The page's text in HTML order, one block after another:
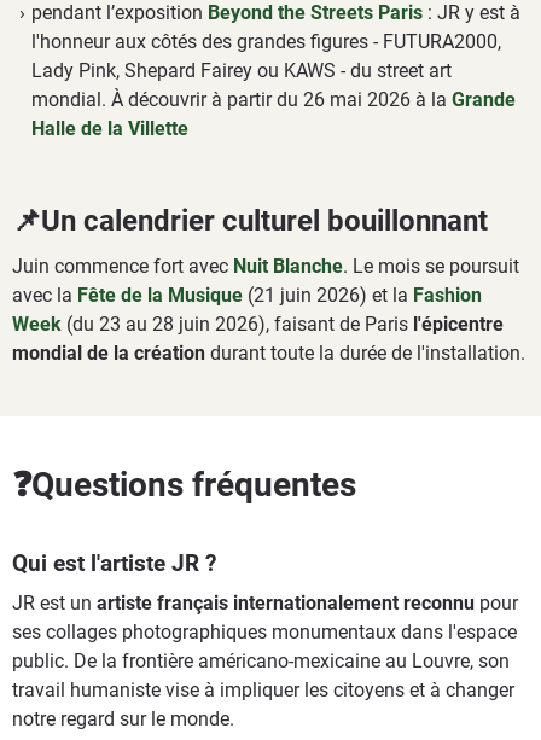
pendant l’exposition Beyond the Streets Paris : JR y est à
l'honneur aux côtés des grandes figures - FUTURA2000,
Lady Pink, Shepard Fairey ou KAWS - du street art
mondial. À découvrir à partir du 26 mai 2026 à la Grande
Halle de la Villette
📌Un calendrier culturel bouillonnant
Juin commence fort avec Nuit Blanche. Le mois se poursuit
avec la Fête de la Musique (21 juin 2026) et la Fashion
Week (du 23 au 28 juin 2026), faisant de Paris l'épicentre
mondial de la création durant toute la durée de l'installation.
❓Questions fréquentes
Qui est l'artiste JR ?
JR est un artiste français internationalement reconnu pour
ses collages photographiques monumentaux dans l'espace
public. De la frontière américano-mexicaine au Louvre, son
travail humaniste vise à impliquer les citoyens et à changer
notre regard sur le monde.